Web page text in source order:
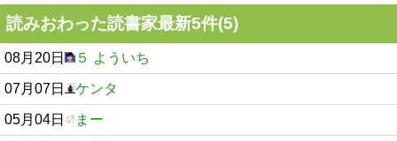
読みおわった読書家最新5件(5)
08月20日 ５ よういち
07月07日 ケンタ
05月04日 まー